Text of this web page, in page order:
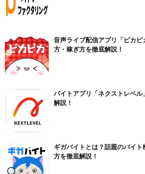
音声ライブ配信アプリ「ピカ
方・稼ぎ方を徹底解説！
バイトアプリ「ネクストレベ
解説！
ギガバイトとは？話題のバイ
方を徹底解説！